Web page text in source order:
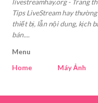
livestreamhay.org - Trang
Tips LiveStream hay
thiết bị, lẫn nội dung, kịch
bán....
Menu
Home
Máy Ảnh